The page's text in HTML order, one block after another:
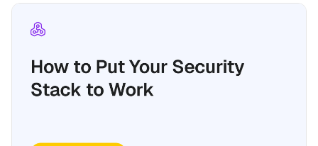
z tych alertów jednak nie dotyczy zasobów
wystawionych na internet, co pozostawia zespół
sfrustrowany i przytłoczony skalą i pozorną pilnością
całej sytuacji. Bezpieczeństwo chmury jest
skomplikowane.